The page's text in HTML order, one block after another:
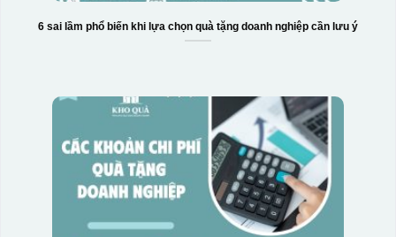
6 sai lầm phổ biến khi lựa chọn quà tặng doanh nghiệp cần lưu ý